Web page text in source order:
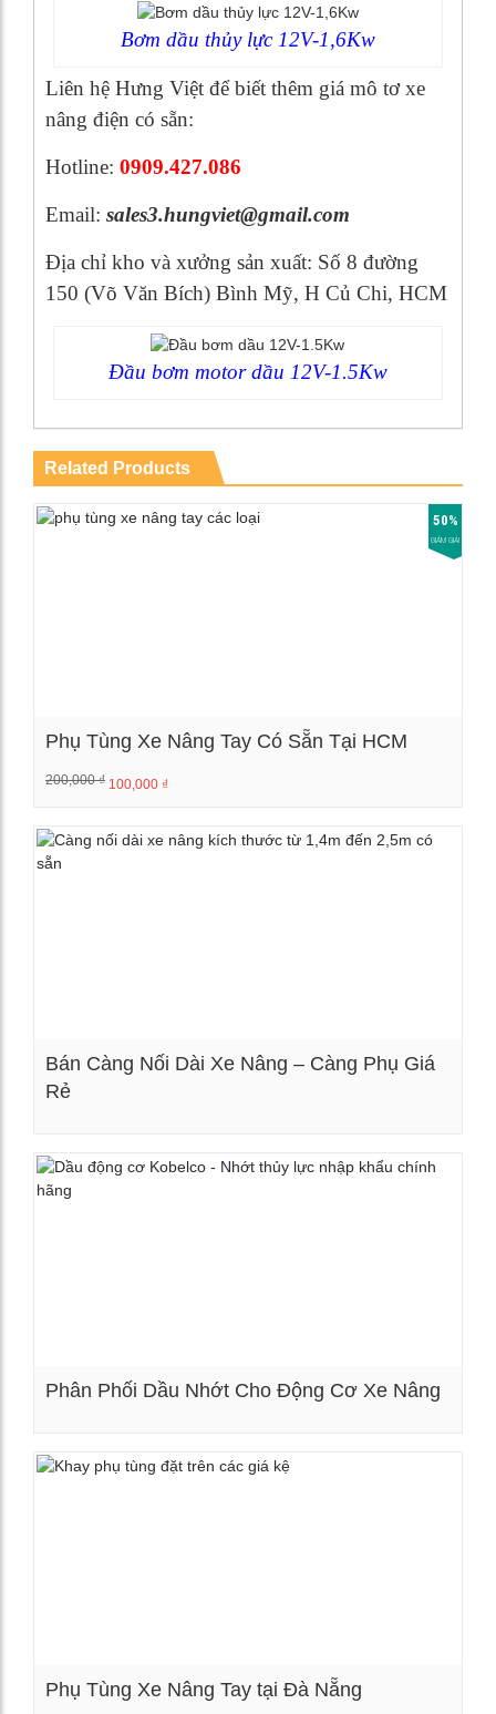
Bơm dầu thủy lực 12V-1,6Kw
Liên hệ Hưng Việt để biết thêm giá mô tơ xe
nâng điện có sẵn:
Hotline: 0909.427.086
Email: sales3.hungviet@gmail.com
Địa chỉ kho và xưởng sản xuất: Số 8 đường
150 (Võ Văn Bích) Bình Mỹ, H Củ Chi, HCM
Đầu bơm motor dầu 12V-1.5Kw
Related Products
50%
GIẢM GIÁ!
Phụ Tùng Xe Nâng Tay Có Sẵn Tại HCM
200,000₫ 100,000 ₫
Bán Càng Nối Dài Xe Nâng – Càng Phụ Giá
Rẻ
Phân Phối Dầu Nhớt Cho Động Cơ Xe Nâng
Phụ Tùng Xe Nâng Tay tại Đà Nẵng